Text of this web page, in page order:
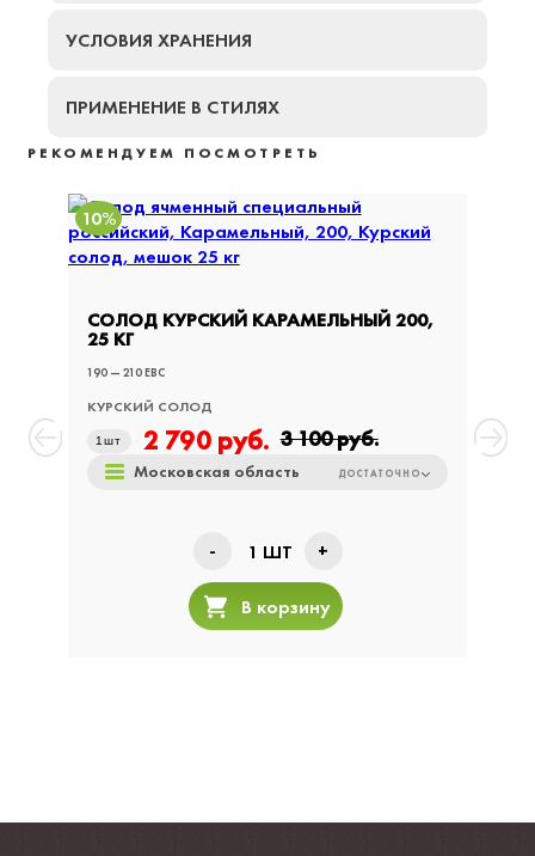
УСЛОВИЯ ХРАНЕНИЯ
ПРИМЕНЕНИЕ В СТИЛЯХ
РЕКОМЕНДУЕМ ПОСМОТРЕТЬ
10%
СОЛОД КУРСКИЙ КАРАМЕЛЬНЫЙ 200,
25 КГ
190 — 210 EBC
КУРСКИЙ СОЛОД
1шт 2 790 руб. 3 100руб.
Московская область ДОСТАТОЧНО
- 1 ШТ +
В корзину
1